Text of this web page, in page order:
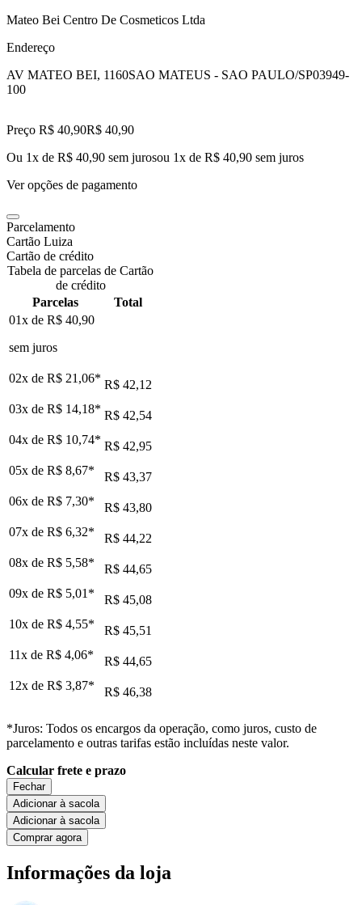
Mateo Bei Centro De Cosmeticos Ltda
Endereço
AV MATEO BEI, 1160SAO MATEUS - SAO PAULO/SP03949-
100
Preço R$ 40,90R$ 40,90
Ou 1x de R$ 40,90 sem jurosou 1x de R$ 40,90 sem juros
Ver opções de pagamento
Parcelamento
Cartão Luiza
Cartão de crédito
Tabela de parcelas de Cartão
de crédito
Parcelas
Total
01x de R$ 40,90
sem juros
02x de R$ 21,06* R$ 42,12
03x de R$ 14,18* R$ 42,54
04x de R$ 10,74* R$ 42,95
05x de R$ 8,67*
R$ 43,37
06x de R$ 7,30*
R$ 43,80
07x de R$ 6,32*
R$ 44,22
08x de R$ 5,58*
R$ 44,65
09x de R$ 5,01 *
R$ 45,08
10x de R$ 4,55*
R$ 45,51
11x de R$ 4,06*
R$ 44,65
12x de R$ 3,87* R$ 46,38
*Juros: Todos os encargos da operação, como juros, custo de
parcelamento e outras tarifas estão incluídas neste valor.
Calcular frete e prazo
Fechar
Adicionar à sacola
Adicionar à sacola
Comprar agora
Informações da loja